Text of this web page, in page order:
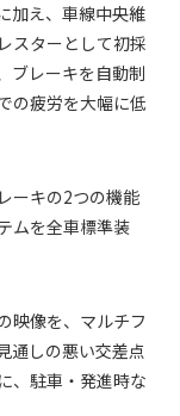
加え、車線中央維
スターとして初採
ブレーキを自動制
の疲労を大幅に低
ーキの2つの機能
ムを全車標準装
映像を、マルチフ
通しの悪い交差点
、駐車・発進時な